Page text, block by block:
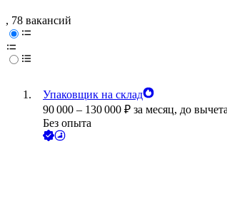
, 78 вакансий
Упаковщик на склад
90 000 – 130 000 ₽ за месяц, до
Без опыта